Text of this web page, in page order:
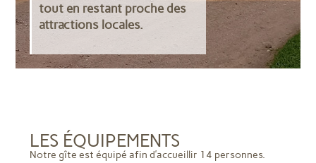
tout en restant proche des
attractions locales.
LES ÉQUIPEMENTS
Notre gîte est équipé afin d’accueillir 14 personnes.
32 3 4 5 9
33 10 11 12 13 14 15 16
36 31